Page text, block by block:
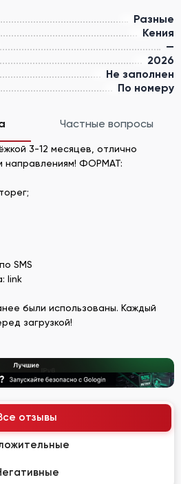
Разные
Кения
—
2026
Не заполнен
По номеру
Частные вопросы
3-12 месяцев, отлично
ФОРМАТ:
SMS
link
были использованы. Каждый
загрузкой!
отзывы